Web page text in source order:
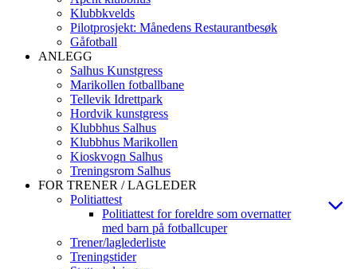
Klubbkvelds
Pilotprosjekt: Månedens Restaurantbesøk
Gåfotball
ANLEGG
Salhus Kunstgress
Marikollen fotballbane
Tellevik Idrettpark
Hordvik kunstgress
Klubbhus Salhus
Klubbhus Marikollen
Kioskvogn Salhus
Treningsrom Salhus
FOR TRENER / LAGLEDER
Politiattest
Politiattest for foreldre som overnatter
med barn på fotballcuper
Trener/laglederliste
Treningstider